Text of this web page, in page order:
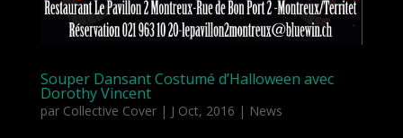
Souper Dansant Costumé d’Halloween avec
Dorothy Vincent
par Collective Cover| J Oct, 2016 | News